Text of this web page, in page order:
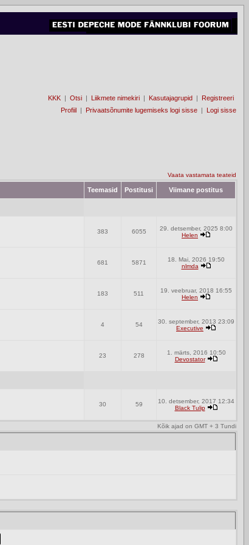
KKK | Otsi | Liikmete nimekiri | Kasutajagrupid | Registreeri
Profiil | Privaatsõnumite lugemiseks logi sisse | Logi sisse
Vaata vastamata teateid
Teemasid Postitusi Viimane postitus
383 6055
29. detsember, 2025 8:00
Helen
681 5871
18. Mai, 2026 19:50
nlmda
183 511
19. veebruar, 2018 16:55
Helen
4 54
30. september, 2013 23:09
Executive
23 278
1. märts, 2016 10:50
Devostator
30 59
10. detsember, 2017 12:34
Black Tulip
Kõik ajad on GMT + 3 Tundi